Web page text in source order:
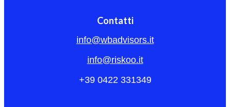
Contatti
info@wbadvisors.it
info@riskoo.it
+39 0422 331349